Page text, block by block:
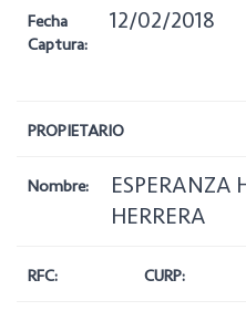
Fecha
Captura:
12/02/2018
PROPIETARIO
Nombre:
ESPERANZA
HERRERA
RFC: CURP: